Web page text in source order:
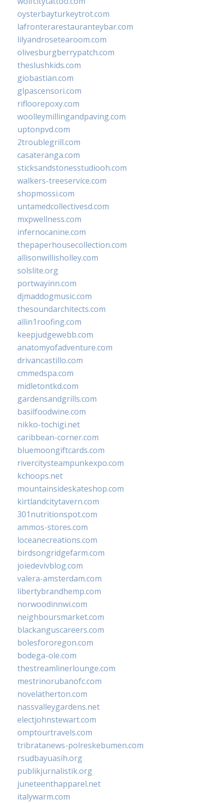
oysterbayturkeytrot.com
lafronterarestauranteybar.com
lilyandrosetearoom.com
olivesburgberrypatch.com
theslushkids.com
giobastian.com
glpascensori.com
rifloorepoxy.com
woolleymillingandpaving.com
uptonpvd.com
2troublegrill.com
casateranga.com
sticksandstonesstudiooh.com
walkers-treeservice.com
shopmossi.com
untamedcollectivesd.com
mxpwellness.com
infernocanine.com
thepaperhousecollection.com
allisonwillisholley.com
solslite.org
portwayinn.com
djmaddogmusic.com
thesoundarchitects.com
allin1roofing.com
keepjudgewebb.com
anatomyofadventure.com
drivancastillo.com
cmmedspa.com
midletontkd.com
gardensandgrills.com
basilfoodwine.com
nikko-tochigi.net
caribbean-corner.com
bluemoongiftcards.com
rivercitysteampunkexpo.com
kchoops.net
mountainsideskateshop.com
kirtlandcitytavern.com
301nutritionspot.com
ammos-stores.com
loceanecreations.com
birdsongridgefarm.com
joiedevivblog.com
valera-amsterdam.com
libertybrandhemp.com
norwoodinnwi.com
neighboursmarket.com
blackanguscareers.com
bolesfororegon.com
bodega-ole.com
thestreamlinerlounge.com
mestrinorubanofc.com
novelatherton.com
nassvalleygardens.net
electjohnstewart.com
omptourtravels.com
tribratanews-polreskebumen.com
rsudbayuasih.org
publikjurnalistik.org
juneteenthapparel.net
italywarm.com